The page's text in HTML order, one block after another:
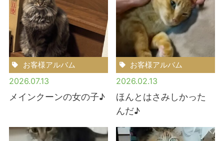
お客様アルバム
2026.07.13
メインクーンの女の子♪
お客様アルバム
2026.02.13
ほんとはさみしかった
んだ♪